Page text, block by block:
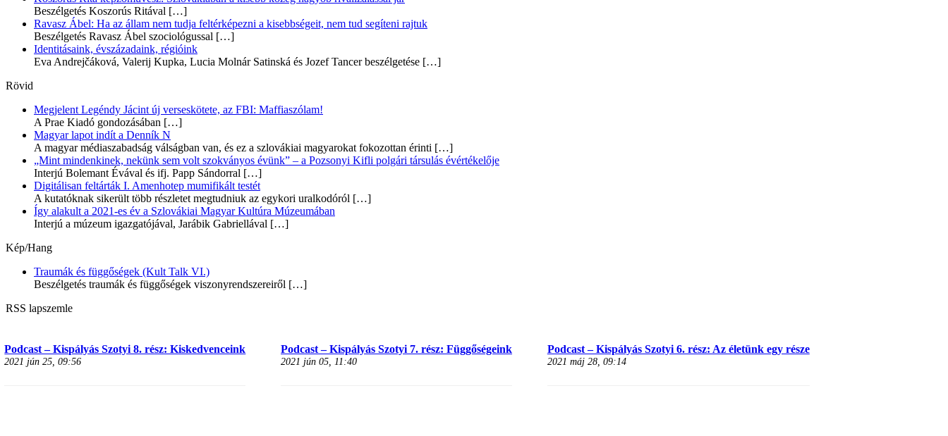
Beszélgetés Koszorús Ritával […]
Ravasz Ábel: Ha az állam nem tudja feltérképezni a kisebbségeit, nem tud segíteni rajtuk
Beszélgetés Ravasz Ábel szociológussal […]
Identitásaink, évszázadaink, régióink
Eva Andrejčáková, Valerij Kupka, Lucia Molnár Satinská és Jozef Tancer beszélgetése […]
Rövid
Megjelent Legéndy Jácint új verseskötete, az FBI: Maffiaszólam!
A Prae Kiadó gondozásában […]
Magyar lapot indít a Denník N
A magyar médiaszabadság válságban van, és ez a szlovákiai magyarokat fokozottan érinti […]
„Mint mindenkinek, nekünk sem volt szokványos évünk” – a Pozsonyi Kifli polgári társulás évértékelője
Interjú Bolemant Évával és ifj. Papp Sándorral […]
Digitálisan feltárták I. Amenhotep mumifikált testét
A kutatóknak sikerült több részletet megtudniuk az egykori uralkodóról […]
Így alakult a 2021-es év a Szlovákiai Magyar Kultúra Múzeumában
Interjú a múzeum igazgatójával, Jarábik Gabriellával […]
Kép/Hang
Traumák és függőségek (Kult Talk VI.)
Beszélgetés traumák és függőségek viszonyrendszereiről […]
RSS lapszemle
Podcast – Kispályás Szotyi 8. rész: Kiskedvenceink
2021 jún 25, 09:56
Podcast – Kispályás Szotyi 7. rész: Függőségeink
2021 jún 05, 11:40
Podcast – Kispályás Szotyi 6. rész: Az életünk egy része
2021 máj 28, 09:14